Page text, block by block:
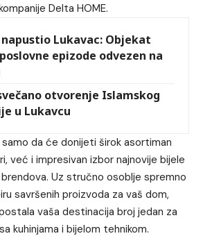
Delta HOME.
napustio Lukavac: Objekat
epizode odvezen na
otvorenje Islamskog
u Lukavcu
da će donijeti širok asortiman
već i impresivan izbor najnovije bijele
Uz stručno osoblje spremno
savršenih proizvoda za vaš dom,
vaša destinacija broj jedan za
kuhinjama i bijelom tehnikom.